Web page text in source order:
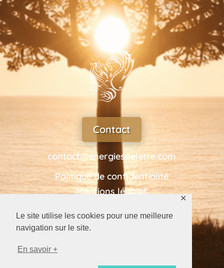
Le site utilise les cookies pour une meilleure
navigation sur le site.
En savoir +
✕
Contact
contact@energiesdeletre.com
Politique de confidentialité
Mentions légales